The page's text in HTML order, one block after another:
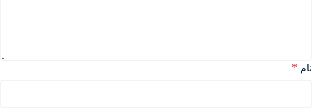
نام *